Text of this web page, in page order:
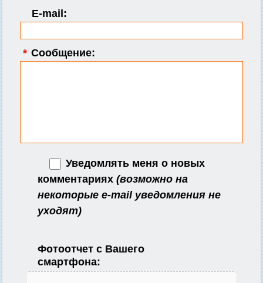
E-mail:
* Сообщение:
Уведомлять меня о новых
комментариях (возможно на
некоторые e-mail уведомления не
уходят)
Фотоотчет с Вашего
смартфона: